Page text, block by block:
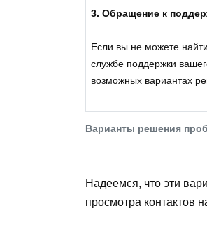
Варианты решения
3. Обращение к
Если вы не можете
службе поддержки
возможных вариантах
Надеемся, что эти
просмотра контактов